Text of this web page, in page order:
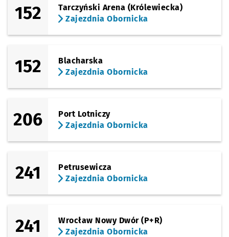
152
Tarczyński Arena (Królewiecka)
Zajezdnia Obornicka
152
Blacharska
Zajezdnia Obornicka
206
Port Lotniczy
Zajezdnia Obornicka
241
Petrusewicza
Zajezdnia Obornicka
241
Wrocław Nowy Dwór (P+R)
Zajezdnia Obornicka